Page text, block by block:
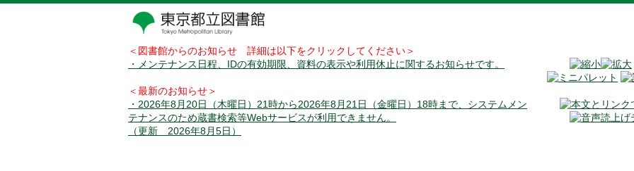
＜図書館からのお知らせ 詳細は以下をクリックしてください＞
・メンテナンス日程、IDの有効期限、資料の表示や利用休止に関するお知らせです。
＜最新のお知らせ＞
・2026年8月20日（木曜日）21時から2026年8月21日（金曜日）18時まで、システムメン
テナンスのため蔵書検索等Webサービスが利用できません。
（更新 2026年8月5日）